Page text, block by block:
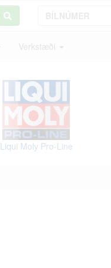
Verkstæði
Liqui Moly Pro-Line